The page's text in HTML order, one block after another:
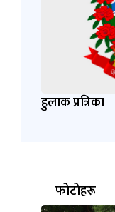
हुलाक प्रत्रिका
फोटोहरू